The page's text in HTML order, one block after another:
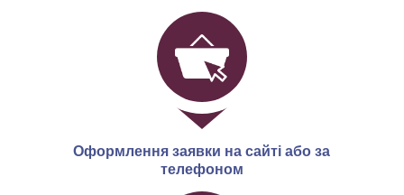
Оформлення заявки на сайті або за
телефоном